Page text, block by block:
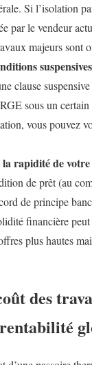
Si l’isolation
par le vendeur
majeurs sont
clause
sous un
vous pouvez
rapidité de
de prêt (au
de principe
financière
plus hautes
des